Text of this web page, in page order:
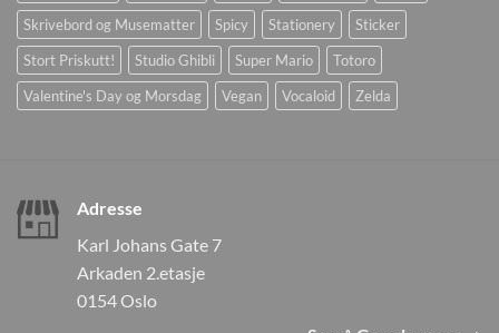
Skrivebord og Musematter
Spicy Stationery
Sticker
Stort Priskutt!
Studio Ghibli Super Mario
Totoro
Valentine's Day og Morsdag
Vegan Vocaloid Zelda
Adresse
Karl Johans Gate 7
Arkaden 2.etasje
0154 Oslo